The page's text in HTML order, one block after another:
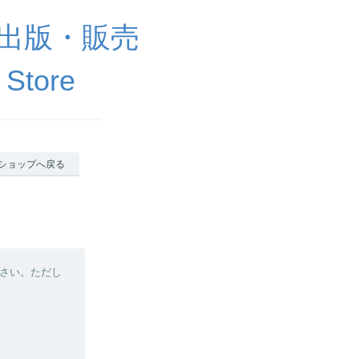
版・販売
ョップへ戻る
い。ただし